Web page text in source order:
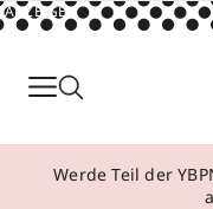
ANZEIGE
Parfum
Make-up
Werde Teil der